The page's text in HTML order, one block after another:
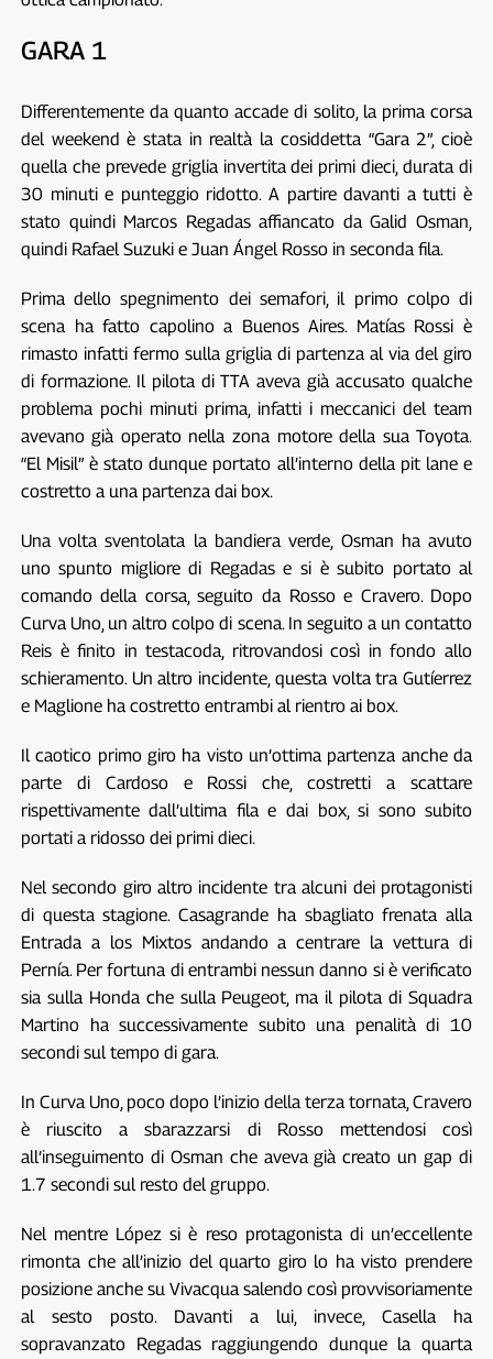
GARA 1
Differentemente da quanto accade di solito, la prima corsa
del weekend è stata in realtà la cosiddetta “Gara 2”, cioè
quella che prevede griglia invertita dei primi dieci, durata di
30 minuti e punteggio ridotto. A partire davanti a tutti è
stato quindi Marcos Regadas affiancato da Galid Osman,
quindi Rafael Suzuki e Juan Ángel Rosso in seconda fila.
Prima dello spegnimento dei semafori, il primo colpo di
scena ha fatto capolino a Buenos Aires. Matías Rossi è
rimasto infatti fermo sulla griglia di partenza al via del giro
di formazione. Il pilota di TTA aveva già accusato qualche
problema pochi minuti prima, infatti i meccanici del team
avevano già operato nella zona motore della sua Toyota.
“El Misil” è stato dunque portato all’interno della pit lane e
costretto a una partenza dai box.
Una volta sventolata la bandiera verde, Osman ha avuto
uno spunto migliore di Regadas e si è subito portato al
comando della corsa, seguito da Rosso e Cravero. Dopo
Curva Uno, un altro colpo di scena. In seguito a un contatto
Reis è finito in testacoda, ritrovandosi così in fondo allo
schieramento. Un altro incidente, questa volta tra Gutíerrez
e Maglione ha costretto entrambi al rientro ai box.
Il caotico primo giro ha visto un’ottima partenza anche da
parte di Cardoso e Rossi che, costretti a scattare
rispettivamente dall’ultima fila e dai box, si sono subito
portati a ridosso dei primi dieci.
Nel secondo giro altro incidente tra alcuni dei protagonisti
di questa stagione. Casagrande ha sbagliato frenata alla
Entrada a los Mixtos andando a centrare la vettura di
Pernía. Per fortuna di entrambi nessun danno si è verificato
sia sulla Honda che sulla Peugeot, ma il pilota di Squadra
Martino ha successivamente subito una penalità di 10
secondi sul tempo di gara.
In Curva Uno, poco dopo l’inizio della terza tornata, Cravero
è riuscito a sbarazzarsi di Rosso mettendosi così
all’inseguimento di Osman che aveva già creato un gap di
1.7 secondi sul resto del gruppo.
Nel mentre López si è reso protagonista di un’eccellente
rimonta che all’inizio del quarto giro lo ha visto prendere
posizione anche su Vivacqua salendo così provvisoriamente
al sesto posto. Davanti a lui, invece, Casella ha
sopravanzato Regadas raggiungendo dunque la quarta